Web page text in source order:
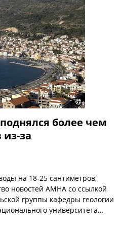
более чем
из-за
на 18-25 сантиметров,
новостей АМНА со ссылкой
группы кафедры геологии
университета